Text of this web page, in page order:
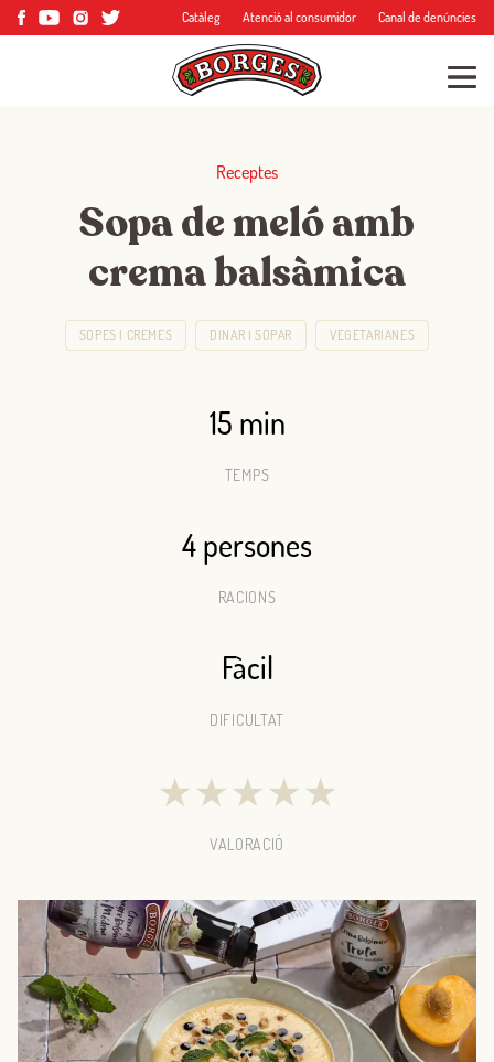
Catàleg Atenció al consumidor Canal de denúncies
Receptes
Sopa de meló amb
crema balsàmica
SOPES I CREMES DINAR I SOPAR VEGETARIANES
15 min
TEMPS
4 persones
RACIONS
Fàcil
DIFICULTAT
★★★★★
VALORACIÓ